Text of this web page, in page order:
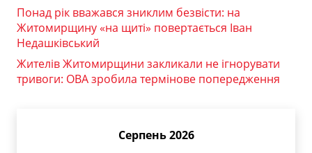
Понад рік вважався зниклим безвісти: на
Житомирщину «на щиті» повертається Іван
Недашківський
Жителів Житомирщини закликали не ігнорувати
тривоги: ОВА зробила термінове попередження
Серпень 2026